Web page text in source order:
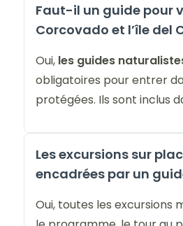
Faut-il un guide pour
Corcovado et l’île del
Oui, les guides
obligatoires pour entrer
protégées. Ils sont inclus
Les excursions sur
encadrées par un
Oui, toutes les excursions